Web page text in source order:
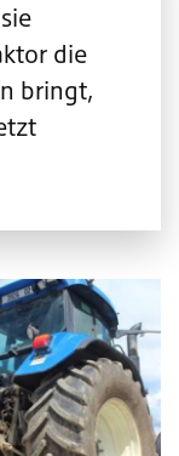
die
bringt,